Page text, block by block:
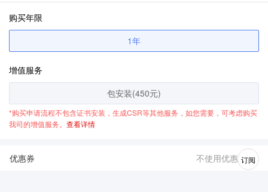
购买年限
1年
增值服务
包安装(450元)
*购买申请流程不包含证书安装，生成CSR等其他服务，如您需要，可考虑购买
我司的增值服务。 查看详情
优惠券 不使用优惠券订阅